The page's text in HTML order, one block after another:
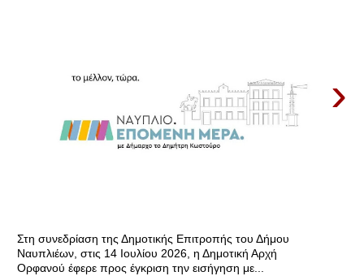
›
Στη συνεδρίαση της Δημοτικής Επιτροπής του Δήμου
Ναυπλιέων, στις 14 Ιουλίου 2026, η Δημοτική Αρχή
Ορφανού έφερε προς έγκριση την εισήγηση με...